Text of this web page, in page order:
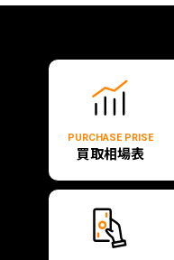
PURCHASE PRISE
買取相場表